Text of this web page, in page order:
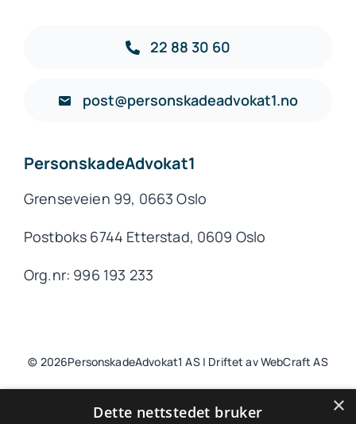
22 88 30 60
post@personskadeadvokat1.no
PersonskadeAdvokat1
Grenseveien 99, 0663 Oslo
Postboks 6744 Etterstad, 0609 Oslo
Org.nr: 996 193 233
© 2026PersonskadeAdvokat1 AS | Driftet av WebCraft AS
×
Dette nettstedet bruker